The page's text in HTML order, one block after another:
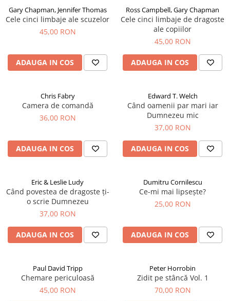
Gary Chapman, Jennifer Thomas
Cele cinci limbaje ale scuzelor
45,00 RON
ADAUGA IN COS
Ross Campbell, Gary Chapman
Cele cinci limbaje de dragoste
ale copiilor
45,00 RON
ADAUGA IN COS
Chris Fabry
Camera de comandă
36,00 RON
ADAUGA IN COS
Edward T. Welch
Când oamenii par mari iar
Dumnezeu mic
37,00 RON
ADAUGA IN COS
Eric & Leslie Ludy
Când povestea de dragoste ți-
o scrie Dumnezeu
37,00 RON
ADAUGA IN COS
Dumitru Cornilescu
Ce-mi mai lipsește?
25,00 RON
ADAUGA IN COS
Paul David Tripp
Chemare periculoasă
45,00 RON
Peter Horrobin
Zidit pe stâncă Vol. 1
70,00 RON